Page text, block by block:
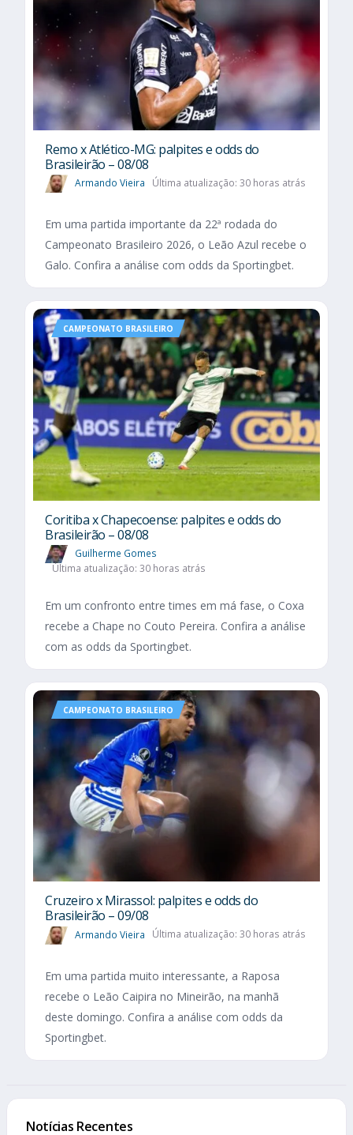
Remo x Atlético-MG: palpites e odds do
Brasileirão – 08/08
Armando Vieira Última atualização: 30 horas atrás
Em uma partida importante da 22ª rodada do
Campeonato Brasileiro 2026, o Leão Azul recebe o
Galo. Confira a análise com odds da Sportingbet.
CAMPEONATO BRASILEIRO
Coritiba x Chapecoense: palpites e odds do
Brasileirão – 08/08
Guilherme Gomes
Última atualização: 30 horas atrás
Em um confronto entre times em má fase, o Coxa
recebe a Chape no Couto Pereira. Confira a análise
com as odds da Sportingbet.
CAMPEONATO BRASILEIRO
Cruzeiro x Mirassol: palpites e odds do
Brasileirão – 09/08
Armando Vieira Última atualização: 30 horas atrás
Em uma partida muito interessante, a Raposa
recebe o Leão Caipira no Mineirão, na manhã
deste domingo. Confira a análise com odds da
Sportingbet.
Notícias Recentes